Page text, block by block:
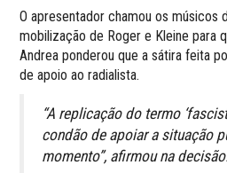
O apresentador chamou os músicos
mobilização de Roger e Kleine para
Andrea ponderou que a sátira feita
de apoio ao radialista.
“A replicação do termo
condão de apoiar a situação
momento”, afirmou na